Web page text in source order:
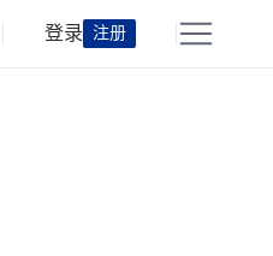
登录 注册